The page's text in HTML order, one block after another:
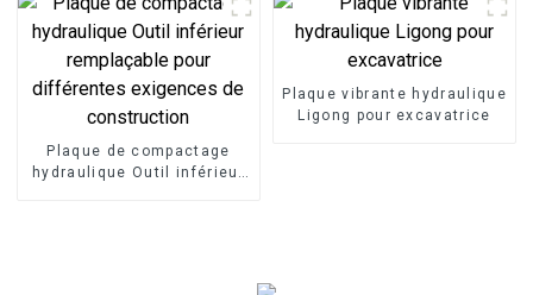
Plaque de compactage
hydraulique Outil inférieur
Plaque vibrante hydraulique
Ligong pour excavatrice